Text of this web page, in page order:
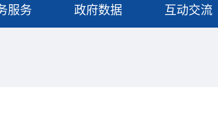
服务 政府数据 互动交流